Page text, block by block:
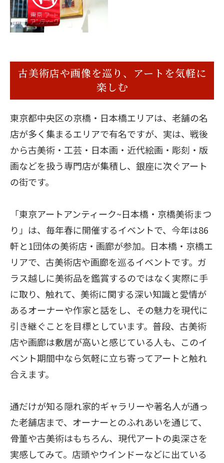
古美術店や画像を巡り、アートを気軽に
楽しむ
東京都中央区の京橋・日本橋エリアは、老舗の名
店が多く集まるエリアで有名ですが、実は、戦後
から古美術・工芸・日本画・近代絵画・彫刻・版
画などを扱う専門店が集積し、銀座に次ぐアート
の街です。
「東京アートアンティーク~日本橋・京橋美術まつ
り」は、毎年春に開催するイベントで、今年は86
軒と1団体の美術店・画廊が参加。日本橋・京橋エ
リアで、古美術店や画廊を巡るイベントです。ガ
ラス越しに美術品を鑑賞するのではなく実際に手
に取り、触れて、美術に関する深い知識と愛情が
あるオーナーや作家と話をし、その魅力を現代に
引き継ぐことを目標としています。普段、古美術
店や画廊は敷居が高いと感じている人も、このイ
ベント期間中なら気軽に立ち寄ってアートと触れ
合えます。
通だけが知る隠れ家的ギャラリーや著名人が通っ
た老舗店まで、オーナーとのふれあいを通じて、
骨董や古美術はもちろん、現代アートの奥深さを
実感してみて。店頭やウインドーなどに出ている